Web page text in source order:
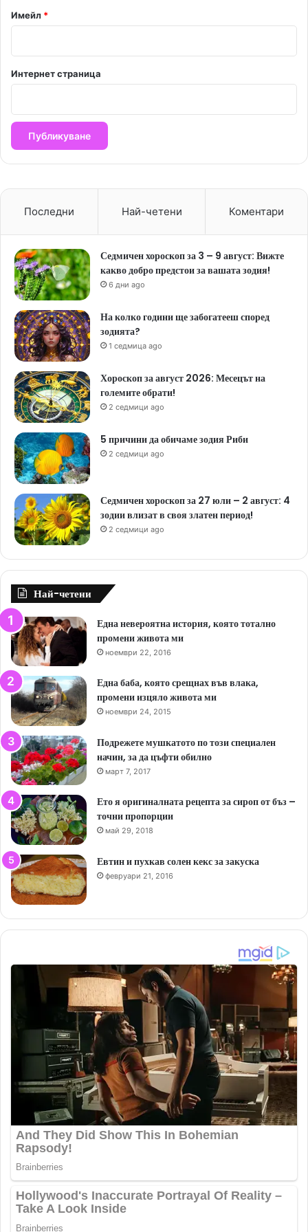
Имейл *
Интернет страница
Последни Най-четени Коментари
Седмичен хороскоп за 3 – 9 август: Вижте
какво добро предстои за вашата зодия!
6 дни ago
На колко години ще забогатееш според
зодията?
1 седмица ago
Хороскоп за август 2026: Месецът на
големите обрати!
2 седмици ago
5 причини да обичаме зодия Риби
2 седмици ago
Седмичен хороскоп за 27 юли – 2 август: 4
зодии влизат в своя златен период!
2 седмици ago
Най-четени
Една невероятна история, която тотално
промени живота ми
ноември 22, 2016
Една баба, която срещнах във влака,
промени изцяло живота ми
ноември 24, 2015
Подрежете мушкатото по този специален
начин, за да цъфти обилно
март 7, 2017
Ето я оригиналната рецепта за сироп от бъз –
точни пропорции
май 29, 2018
Евтин и пухкав солен кекс за закуска
февруари 21, 2016